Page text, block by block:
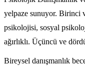
yelpaze sunuyor. Birinci
psikolojisi, sosyal
ağırlıklı. Üçüncü ve
Bireysel danışmanlık